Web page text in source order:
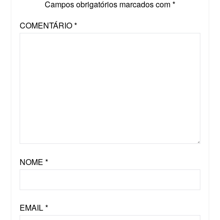
Campos obrigatórios marcados com*
COMENTÁRIO*
NOME *
EMAIL*